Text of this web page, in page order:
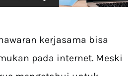
kerjasama bisa
pada internet. Meski